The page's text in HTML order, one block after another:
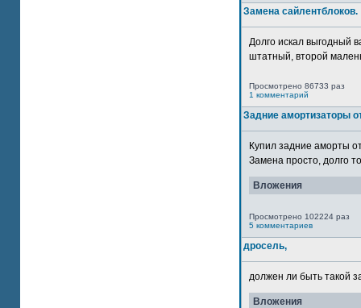
Замена сайлентблоков.
Долго искал выгодный
штатный, второй
Просмотрено 86733 раз
1 комментарий
Задние амортизаторы
Купил задние аморты
Замена просто, долго
Вложения
Просмотрено 102224 раз
5 комментариев
дросель,
должен ли быть такой
Вложения